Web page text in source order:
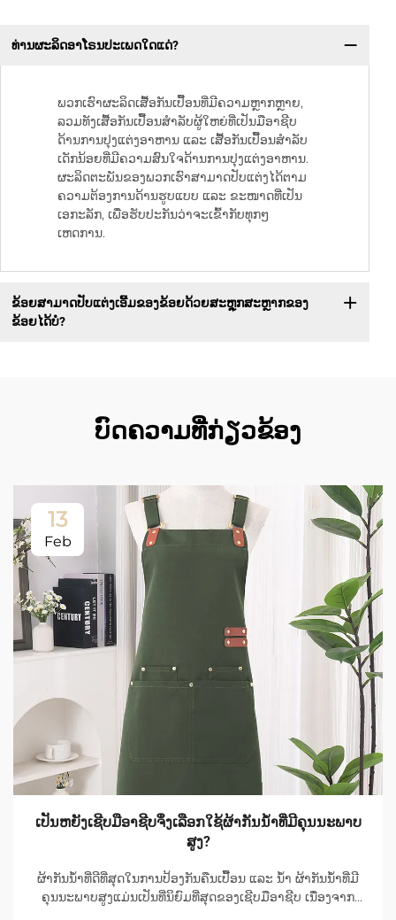
ທ່ານຜະລິດອາໂຣນປະເພດໃດແດ່?
ພວກເຮົາຜະລິດເສື້ອກັນເປື້ອນທີ່ມີຄວາມຫຼາກຫຼາຍ,
ລວມທັງເສື້ອກັນເປື້ອນສຳລັບຜູ້ໃຫຍ່ທີ່ເປັນມືອາຊີບ
ດ້ານການປຸງແຕ່ງອາຫານ ແລະ ເສື້ອກັນເປື້ອນສຳລັບ
ເດັກນ້ອຍທີ່ມີຄວາມສົນໃຈດ້ານການປຸງແຕ່ງອາຫານ.
ຜະລິດຕະພັນຂອງພວກເຮົາສາມາດປັບແຕ່ງໄດ້ຕາມ
ຄວາມຕ້ອງການດ້ານຮູບແບບ ແລະ ຂະໜາດທີ່ເປັນ
ເອກະລັກ, ເພື່ອຮັບປະກັນວ່າຈະເຂົ້າກັບທຸກໆ
ເຫດການ.
ຂ້ອຍສາມາດປັບແຕ່ງເອີ້ມຂອງຂ້ອຍດ້ວຍສະຫຼຸກສະຫຼາກຂອງ
ຂ້ອຍໄດ້ບໍ?
ບົດຄວາມທີ່ກ່ຽວຂ້ອງ
13
Feb
ເປັນຫຍັງເຊີບມືອາຊີບຈຶ່ງເລືອກໃຊ້ຜ້າກັນນ້ຳທີ່ມີຄຸນນະພາບ
ສູງ?
ຜ້າກັນນ້ຳທີ່ດີທີ່ສຸດໃນການປ້ອງກັນຄືນເປື້ອນ ແລະ ນ້ຳ ຜ້າກັນນ້ຳທີ່ມີ
ຄຸນນະພາບສູງແມ່ນເປັນທີ່ນິຍົມທີ່ສຸດຂອງເຊີບມືອາຊີບ ເນື່ອງຈາກ